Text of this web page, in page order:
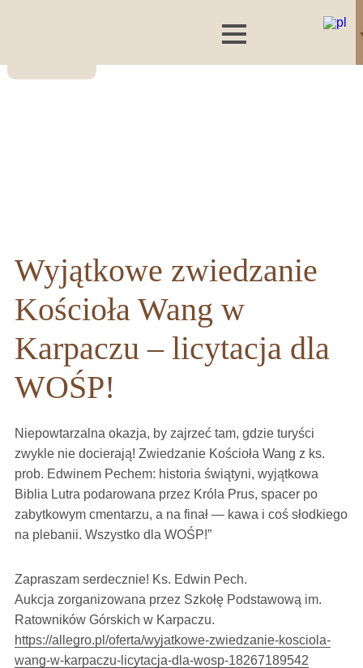
Wyjątkowe zwiedzanie
Kościoła Wang w
Karpaczu – licytacja dla
WOŚP!
Niepowtarzalna okazja, by zajrzeć tam, gdzie turyści
zwykle nie docierają! Zwiedzanie Kościoła Wang z ks.
prob. Edwinem Pechem: historia świątyni, wyjątkowa
Biblia Lutra podarowana przez Króla Prus, spacer po
zabytkowym cmentarzu, a na finał — kawa i coś słodkiego
na plebanii. Wszystko dla WOŚP!”
Zapraszam serdecznie! Ks. Edwin Pech.
Aukcja zorganizowana przez Szkołę Podstawową im.
Ratowników Górskich w Karpaczu.
https://allegro.pl/oferta/wyjatkowe-zwiedzanie-kosciola-
wang-w-karpaczu-licytacja-dla-wosp-18267189542